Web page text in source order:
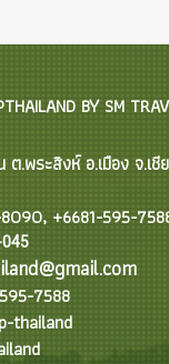
BY SM
ต.พระสิงห์ อ.เมือง จ.เ
+6681-595-
7588
thailand